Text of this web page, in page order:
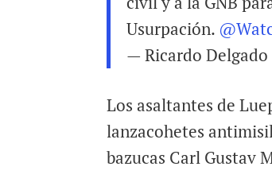
Usurpación.
— Ricardo
Los asaltantes de
lanzacohetes
bazucas Carl Gustav